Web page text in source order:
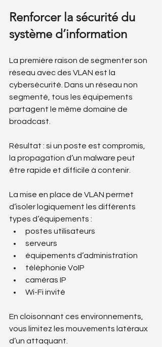
Renforcer la sécurité du
système d’information
La première raison de segmenter son
réseau avec des VLAN est la
cybersécurité. Dans un réseau non
segmenté, tous les équipements
partagent le même domaine de
broadcast.
Résultat : si un poste est compromis,
la propagation d’un malware peut
être rapide et difficile à contenir.
La mise en place de VLAN permet
d’isoler logiquement les différents
types d’équipements :
postes utilisateurs
serveurs
équipements d’administration
téléphonie VoIP
caméras IP
Wi-Fi invité
En cloisonnant ces environnements,
vous limitez les mouvements latéraux
d’un attaquant.